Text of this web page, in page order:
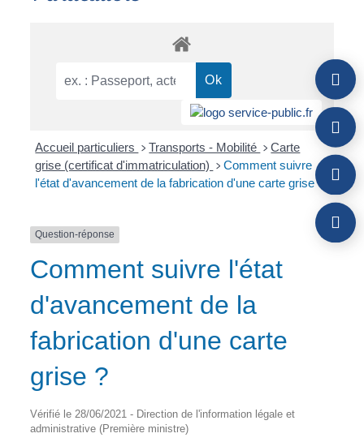
Accueil particuliers > Transports - Mobilité > Carte
grise (certificat d'immatriculation) > Comment suivre
l'état d'avancement de la fabrication d'une carte grise ?
Question-réponse
Comment suivre l'état
d'avancement de la
fabrication d'une carte
grise ?
Vérifié le 28/06/2021 - Direction de l'information légale et
administrative (Première ministre)